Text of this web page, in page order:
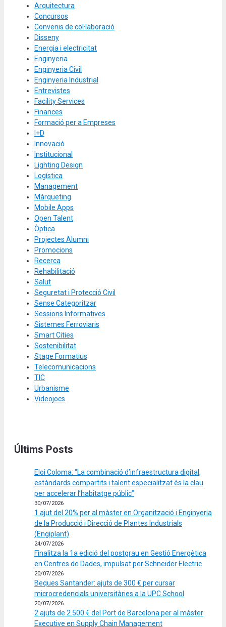
Arquitectura
Concursos
Convenis de col·laboració
Disseny
Energia i electricitat
Enginyeria
Enginyeria Civil
Enginyeria Industrial
Entrevistes
Facility Services
Finances
Formació per a Empreses
I+D
Innovació
Institucional
Lighting Design
Logística
Management
Màrqueting
Mobile Apps
Open Talent
Òptica
Projectes Alumni
Promocions
Recerca
Rehabilitació
Salut
Seguretat i Protecció Civil
Sense Categoritzar
Sessions Informatives
Sistemes Ferroviaris
Smart Cities
Sostenibilitat
Stage Formatius
Telecomunicacions
TIC
Urbanisme
Videojocs
Últims Posts
Eloi Coloma: “La combinació d’infraestructura digital,
estàndards compartits i talent especialitzat és la clau
per accelerar l’habitatge públic”
30/07/2026
1 ajut del 20% per al màster en Organització i Enginyeria
de la Producció i Direcció de Plantes Industrials
(Engiplant)
24/07/2026
Finalitza la 1a edició del postgrau en Gestió Energètica
en Centres de Dades, impulsat per Schneider Electric
20/07/2026
Beques Santander: ajuts de 300 € per cursar
microcredencials universitàries a la UPC School
20/07/2026
2 ajuts de 2.500 € del Port de Barcelona per al màster
Executive en Supply Chain Management